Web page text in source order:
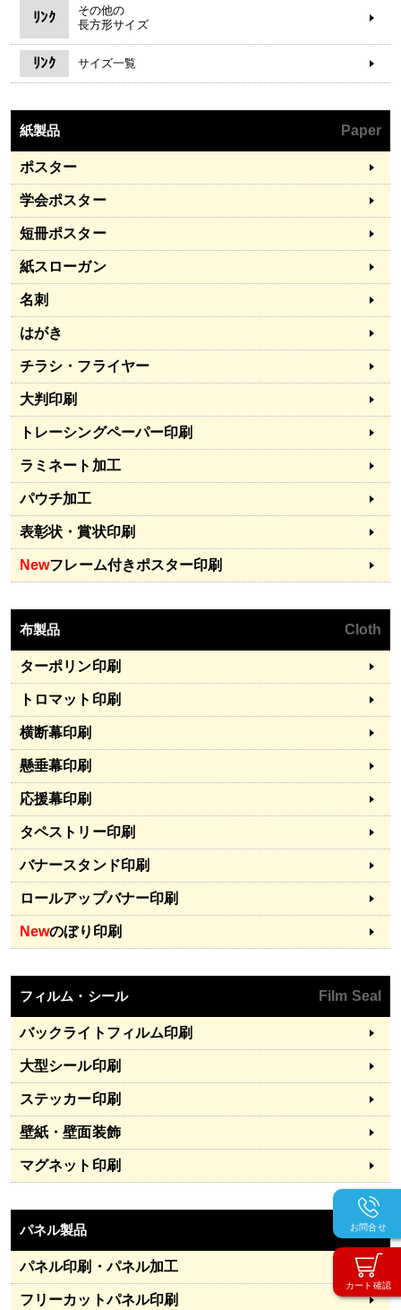
カート確認
お問合せ
ﾘﾝｸ
その他の
長方形サイズ
ﾘﾝｸ サイズ一覧
紙製品 Paper
ポスター
学会ポスター
短冊ポスター
紙スローガン
名刺
はがき
チラシ・フライヤー
大判印刷
トレーシングペーパー印刷
ラミネート加工
パウチ加工
表彰状・賞状印刷
Newフレーム付きポスター印刷
布製品 Cloth
ターポリン印刷
トロマット印刷
横断幕印刷
懸垂幕印刷
応援幕印刷
タペストリー印刷
バナースタンド印刷
ロールアップバナー印刷
Newのぼり印刷
フィルム・シール Film Seal
バックライトフィルム印刷
大型シール印刷
ステッカー印刷
壁紙・壁面装飾
マグネット印刷
パネル製品 Panel
パネル印刷・パネル加工
フリーカットパネル印刷